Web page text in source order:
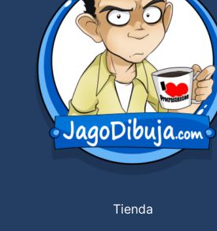
Tienda